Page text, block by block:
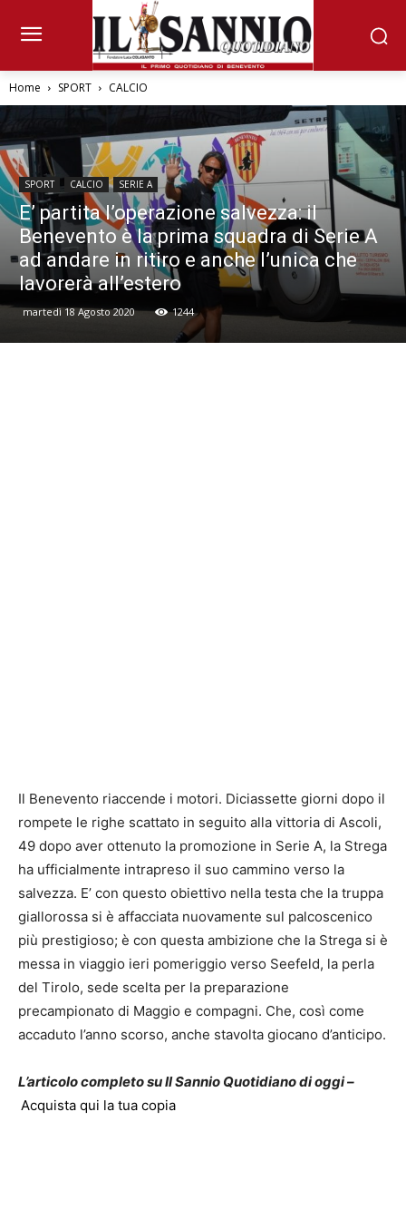
Home SPORT CALCIO
SPORT CALCIO SERIE A
E’ partita l’operazione salvezza: il
Benevento è la prima squadra di Serie A
ad andare in ritiro e anche l’unica che
lavorerà all’estero
martedì 18 Agosto 2020 1244
Il Benevento riaccende i motori. Diciassette giorni dopo il
rompete le righe scattato in seguito alla vittoria di Ascoli,
49 dopo aver ottenuto la promozione in Serie A, la Strega
ha ufficialmente intrapreso il suo cammino verso la
salvezza. E’ con questo obiettivo nella testa che la truppa
giallorossa si è affacciata nuovamente sul palcoscenico
più prestigioso; è con questa ambizione che la Strega si è
messa in viaggio ieri pomeriggio verso Seefeld, la perla
del Tirolo, sede scelta per la preparazione
precampionato di Maggio e compagni. Che, così come
accaduto l’anno scorso, anche stavolta giocano d’anticipo.
L’articolo completo su Il Sannio Quotidiano di oggi –
Acquista qui la tua copia